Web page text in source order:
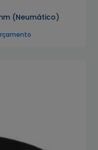
(Neumático)